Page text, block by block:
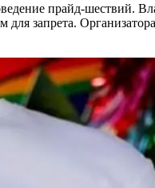
прайд-шествий.
запрета.